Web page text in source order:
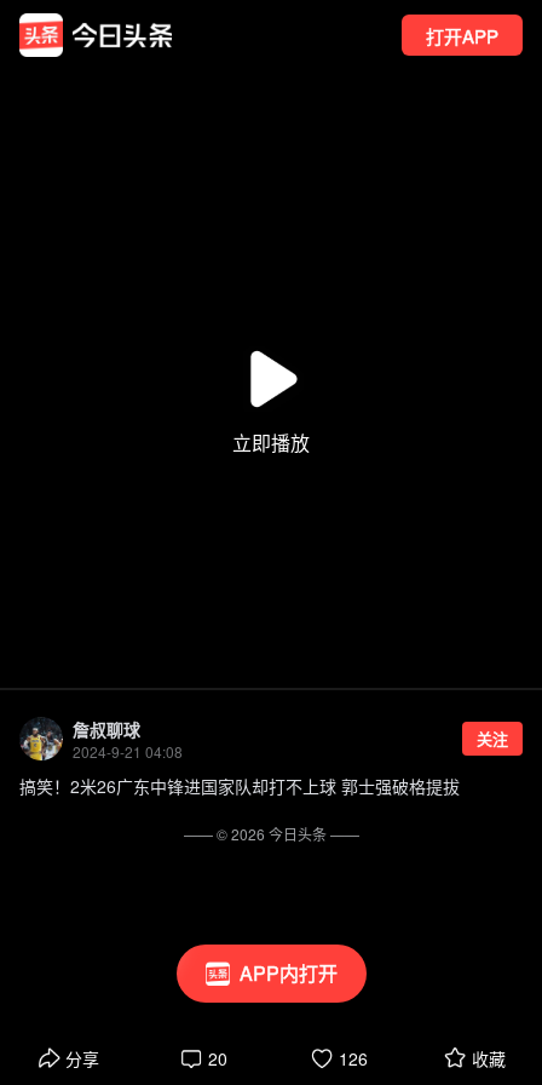
打开APP
APP内打开
詹叔聊球
2024-9-21 04:08
关注
搞笑！2米26广东中锋进国家队却打不上球 郭士强破格提拔
分享 20 126 收藏
—— ©2026 今日头条——